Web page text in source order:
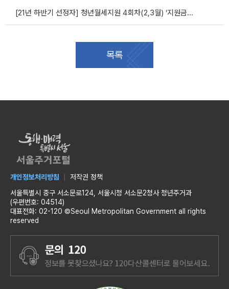
[21년 하반기 선정자] 청년월세지원 4회차(2,3월) ‘지원금청구’ 안내
목록
개인정보처리방침
저작권 정책
서울특별시 중구 서소문로124, 서울시청 서소문2청사 청년주거과
(우편번호: 04514)
대표전화: 02-120 ©Seoul Metropolitan Government all rights
reserved